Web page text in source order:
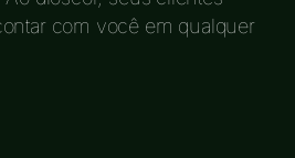
com você em qualquer